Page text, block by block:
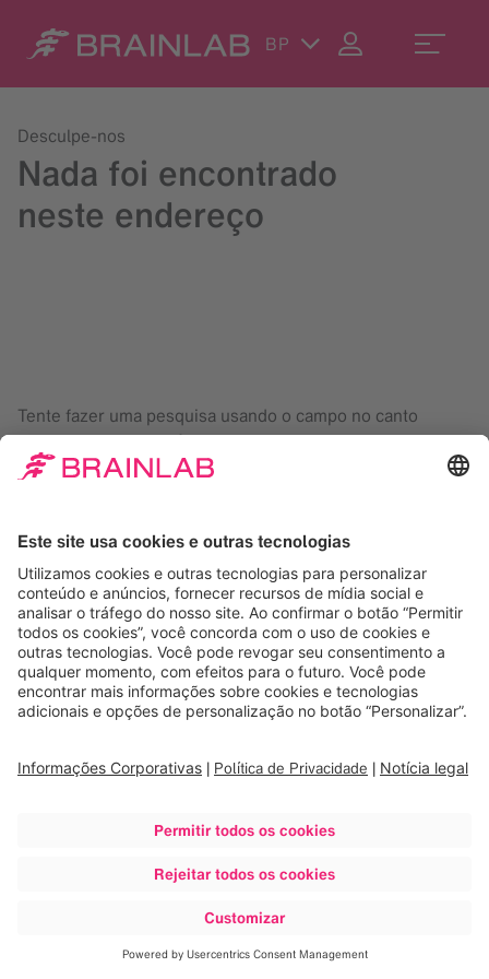
BP
Desculpe-nos
Nada foi encontrado
neste endereço
Tente fazer uma pesquisa usando o campo no canto
superior direito da página, ou escreva para
contact@brainlab.com .